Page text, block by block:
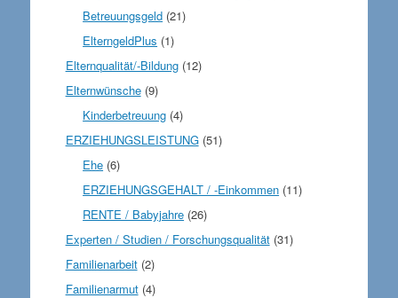
Betreuungsgeld (21)
ElterngeldPlus (1)
Elternqualität/-Bildung(12)
Elternwünsche(9)
Kinderbetreuung (4)
ERZIEHUNGSLEISTUNG(51)
Ehe (6)
ERZIEHUNGSGEHALT / -Einkommen (11)
RENTE / Babyjahre (26)
Experten / Studien / Forschungsqualität(31)
Familienarbeit(2)
Familienarmut(4)